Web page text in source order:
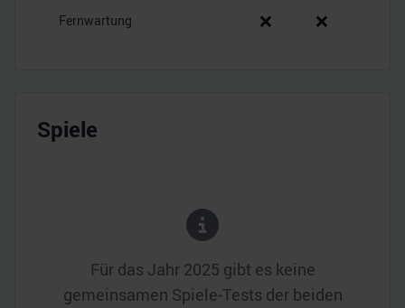
Fernwartung ❌ ❌
Spiele
Für das Jahr 2025 gibt es keine
gemeinsamen Spiele-Tests der beiden